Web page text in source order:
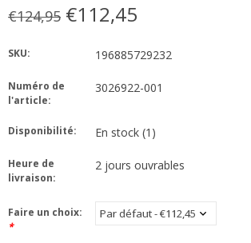
€124,95 €112,45
SKU: 196885729232
Numéro de
l'article:
3026922-001
Disponibilité: En stock (1)
Heure de
livraison:
2 jours ouvrables
Faire un choix:
*